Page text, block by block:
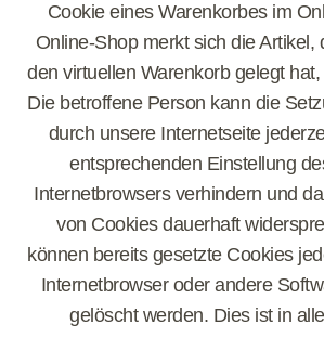
Cookie eines Warenkorbes im
Online-Shop merkt sich die Artikel,
den virtuellen Warenkorb gelegt
Die betroffene Person kann die
durch unsere Internetseite
entsprechenden Einstellung
Internetbrowsers verhindern und
von Cookies dauerhaft
können bereits gesetzte Cookies
Internetbrowser oder andere
gelöscht werden. Dies ist in